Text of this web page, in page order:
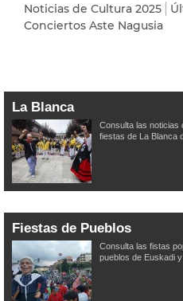
Noticias de Cultura 2025
Conciertos Aste Nagusia
La Blanca
Consulta las noticias
fiestas de La Blanca
Fiestas de Pueblos
Consulta las fistas
pueblos de Euskadi